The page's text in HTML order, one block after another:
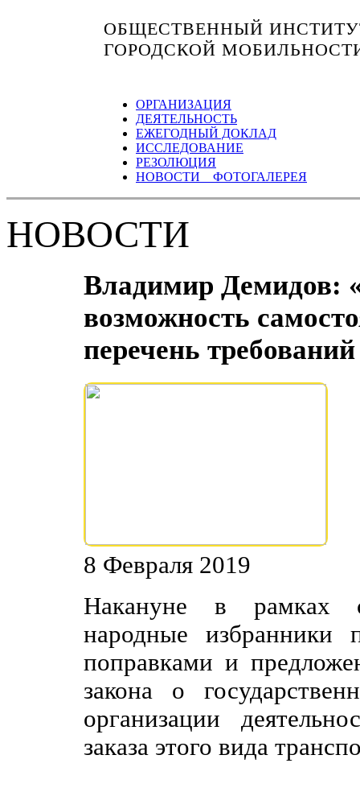
ОБЩЕСТВЕННЫЙ
ГОРОДСКОЙ
ОРГАНИЗАЦИЯ
ДЕЯТЕЛЬНОСТЬ
ЕЖЕГОДНЫЙ ДОКЛАД
ИССЛЕДОВАНИЕ
РЕЗОЛЮЦИЯ
НОВОСТИ ФОТОГАЛЕРЕЯ
НОВОСТИ
Владимир Демидов:
возможность
перечень
8 Февраля 2019
Накануне в рамках
народные избранники
поправками и
закона о
организации
заказа этого вида